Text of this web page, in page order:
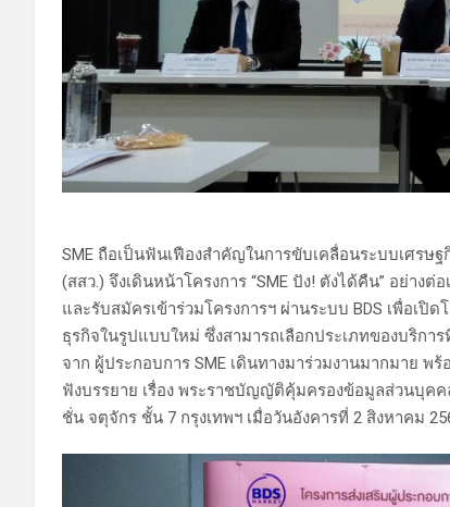
SME ถือเป็นฟันเฟืองสำคัญในการขับเคลื่อนระบบเศรษ
(สสว.) จึงเดินหน้าโครงการ “SME ปัง! ตังได้คืน” อย่าง
และรับสมัครเข้าร่วมโครงการฯ ผ่านระบบ BDS เพื่อเ
ธุรกิจในรูปแบบใหม่ ซึ่งสามารถเลือกประเภทของบริกา
จาก ผู้ประกอบการ SME เดินทางมาร่วมงานมากมาย
ฟังบรรยาย เรื่อง พระราชบัญญัติคุ้มครองข้อมูลส่วนบุคค
ชั่น จตุจักร ชั้น 7 กรุงเทพฯ เมื่อวันอังคารที่ 2 สิงหาคม